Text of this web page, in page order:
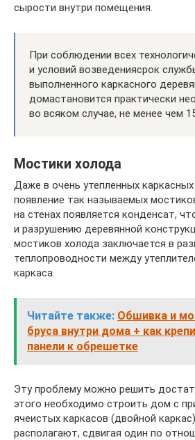
сырости внутри помещения.
При соблюдении всех
и условий возведениясрок
выполненного каркасного
домастановится практически
во всяком случае, не менее чем
Мостики холода
Даже в очень утепленных
появление так называемых
на стенах появляется конденсат,
и разрушению деревянной
мостиков холода заключается в
теплопроводности между
каркаса.
Читайте также: Обшивка и
бруса внутри дома + как
панели к обрешетке
Эту проблему можно решить
этого необходимо строить дом с
ячеистых каркасов (двойной
располагают, сдвигая один по